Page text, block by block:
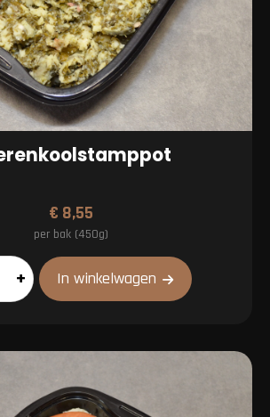
€ 8,55
per bak (450g)
+ In winkelwagen